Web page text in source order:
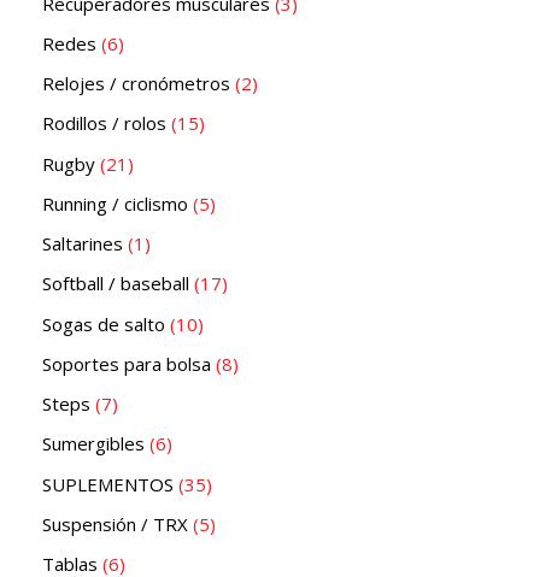
Redes 6
Relojes / cronómetros 2
Rodillos / rolos 15
Rugby 21
Running / ciclismo 5
Saltarines 1
Softball / baseball 17
Sogas de salto 10
Soportes para bolsa 8
Steps 7
Sumergibles 6
SUPLEMENTOS 35
Suspensión / TRX 5
Tablas 6